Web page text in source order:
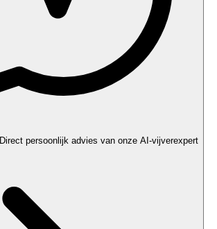
Direct persoonlijk advies van onze AI-vijverexpert